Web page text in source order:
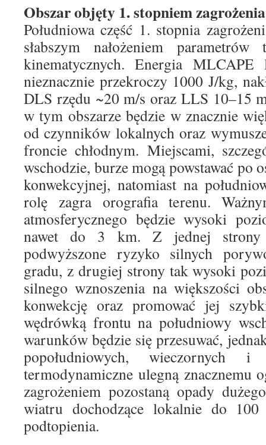
Obszar objęty 1. stopniem
Południowa część 1. stopnia
słabszym nałożeniem
kinematycznych. Energia
nieznacznie przekroczy 1000 J/kg,
DLS rzędu ~20 m/s oraz LLS 10–15
w tym obszarze będzie w znacznie
od czynników lokalnych oraz
froncie chłodnym. Miejscami,
wschodzie, burze mogą powstawać po
konwekcyjnej, natomiast na
rolę zagra orografia terenu.
atmosferycznego będzie wysoki
nawet do 3 km. Z jednej strony
podwyższone ryzyko silnych
gradu, z drugiej strony tak wysoki
silnego wznoszenia na większości
konwekcję oraz promować jej
wędrówką frontu na południowy
warunków będzie się przesuwać,
popołudniowych, wieczornych i
termodynamiczne ulegną znacznemu
zagrożeniem pozostaną opady
wiatru dochodzące lokalnie do
podtopienia.